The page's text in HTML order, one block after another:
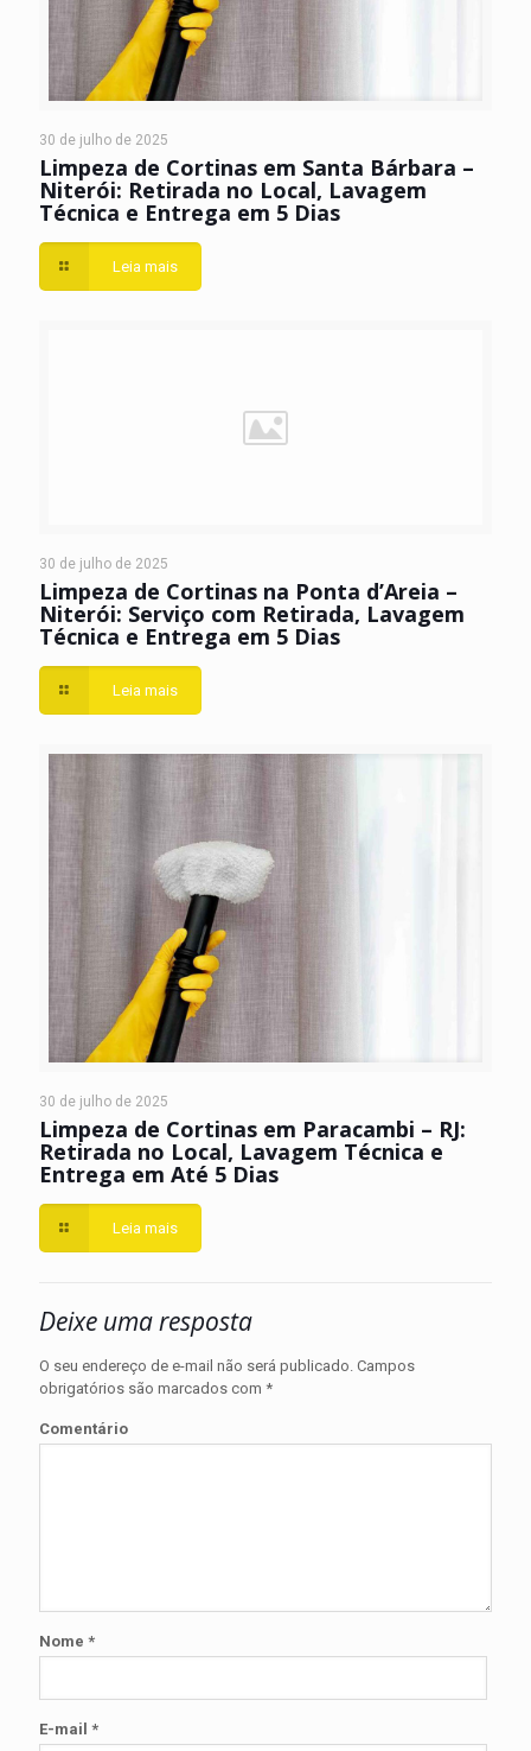
30 de julho de 2025
Limpeza de Cortinas em Santa Bárbara –
Niterói: Retirada no Local, Lavagem
Técnica e Entrega em 5 Dias
Leia mais
30 de julho de 2025
Limpeza de Cortinas na Ponta d’Areia –
Niterói: Serviço com Retirada, Lavagem
Técnica e Entrega em 5 Dias
Leia mais
30 de julho de 2025
Limpeza de Cortinas em Paracambi – RJ:
Retirada no Local, Lavagem Técnica e
Entrega em Até 5 Dias
Leia mais
Deixe uma resposta
O seu endereço de e-mail não será publicado. Campos
obrigatórios são marcados com *
Comentário
Nome *
E-mail *